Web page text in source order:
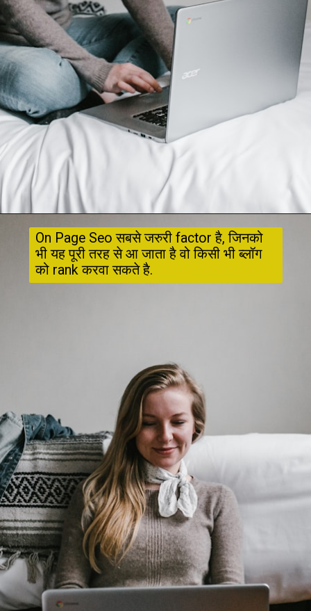
On Page Seo सबसे जरुरी factor है, जिनको
भी यह पूरी तरह से आ जाता है वो किसी भी ब्लॉग
को rank करवा सकते है.